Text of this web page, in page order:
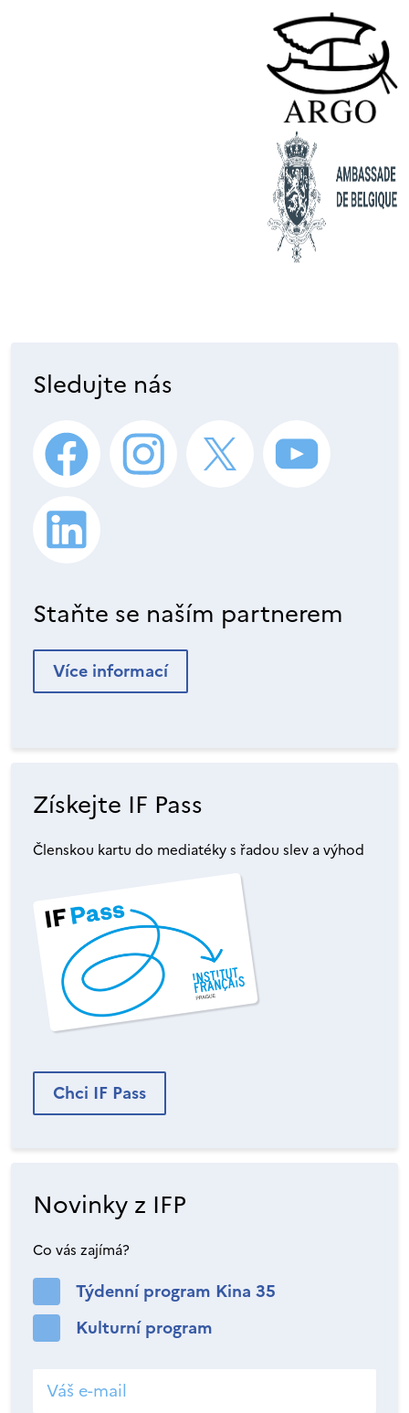
Sledujte nás
Staňte se naším partnerem
Více informací
Získejte IF Pass
Členskou kartu do mediatéky s řadou slev a výhod
Chci IF Pass
Novinky z IFP
Co vás zajímá?
Týdenní program Kina 35
Kulturní program